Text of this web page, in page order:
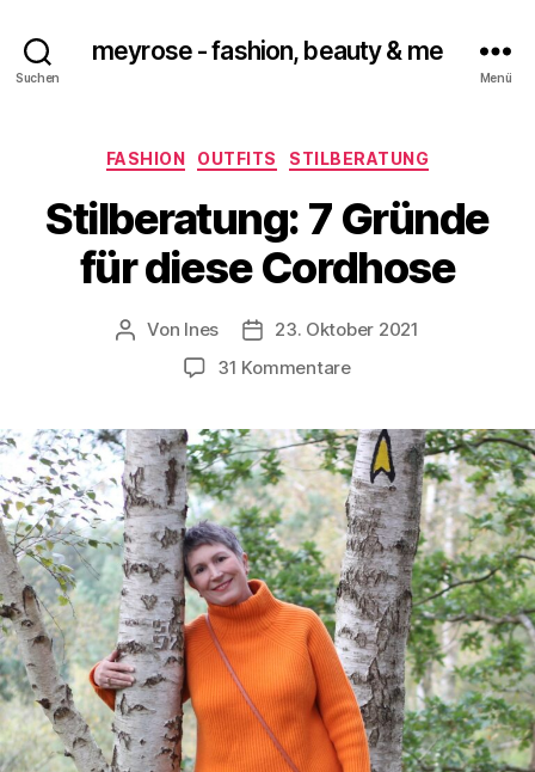
Suchen
meyrose - fashion, beauty & me
Menü
Kategorien
FASHION OUTFITS STILBERATUNG
Stilberatung: 7 Gründe
für diese Cordhose
Beitragsautor
Von Ines Veröffentlichungsdatum
23. Oktober 2021
31 Kommentarezu
Gründe
für
diese
Cordhose